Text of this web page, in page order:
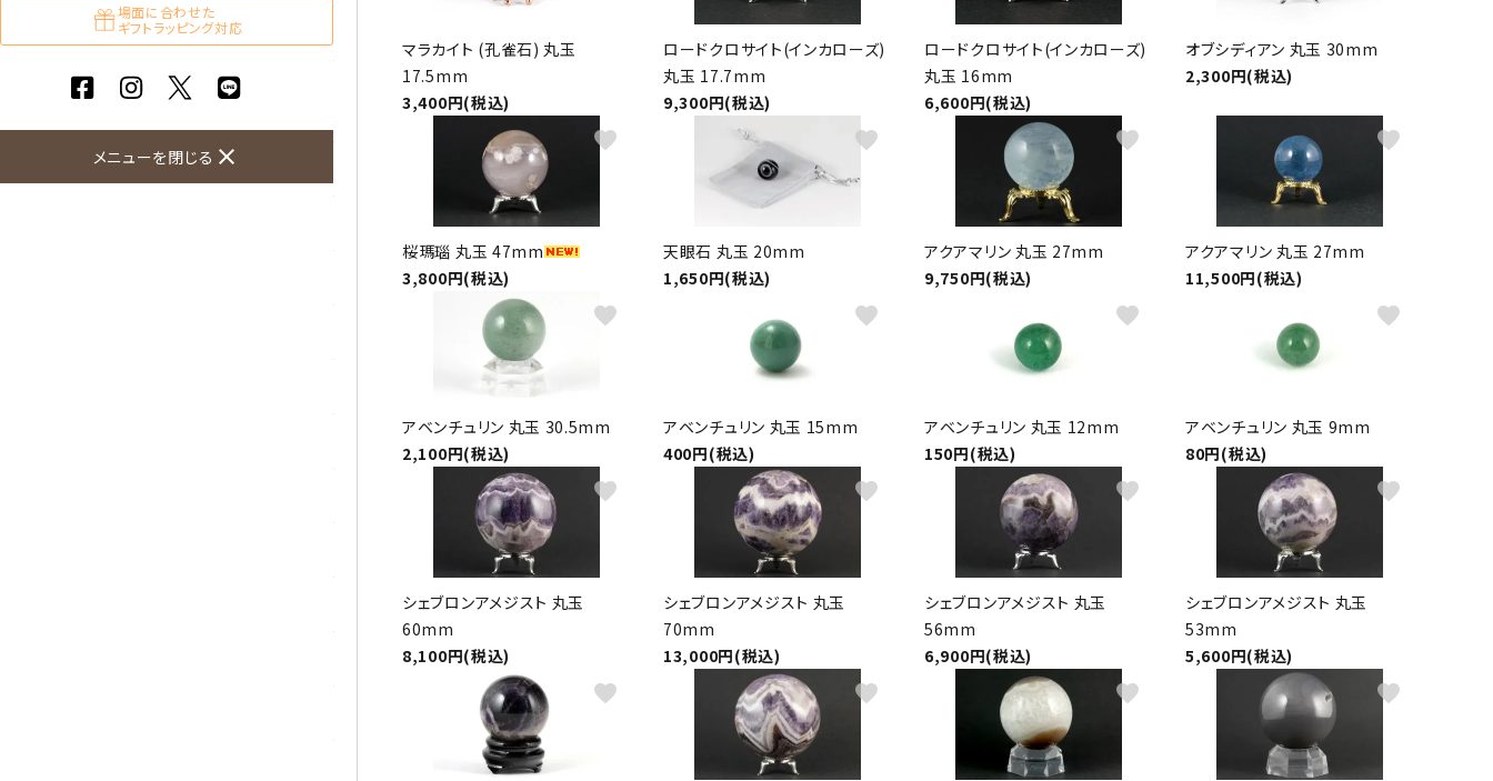
場面に合わせた
ギフトラッピング対応
メニューを閉じる close
マラカイト (孔雀石) 丸玉
17.5mm
3,400円(税込)
ロードクロサイト(インカローズ)
丸玉 17.7mm
9,300円(税込)
ロードクロサイト(インカローズ)
丸玉 16mm
6,600円(税込)
オブシディアン 丸玉 30mm
2,300円(税込)
桜瑪瑙 丸玉 47mm
3,800円(税込)
favorite
天眼石 丸玉 20mm
1,650円(税込)
favorite
アクアマリン 丸玉 27mm
9,750円(税込)
favorite
アクアマリン 丸玉 27mm
11,500円(税込)
favorite
アベンチュリン 丸玉 30.5mm
2,100円(税込)
favorite
アベンチュリン 丸玉 15mm
400円(税込)
favorite
アベンチュリン 丸玉 12mm
150円(税込)
favorite
アベンチュリン 丸玉 9mm
80円(税込)
favorite
シェブロンアメジスト 丸玉
60mm
8,100円(税込)
favorite
シェブロンアメジスト 丸玉
70mm
13,000円(税込)
favorite
シェブロンアメジスト 丸玉
56mm
6,900円(税込)
favorite
シェブロンアメジスト 丸玉
53mm
5,600円(税込)
favorite
favorite favorite favorite favorite
オパール
オブシディアン（黒曜石/十勝
ガーデンクォーツ